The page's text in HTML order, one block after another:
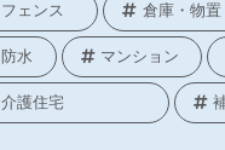
フェンス 倉庫・物置
防水 マンション
介護住宅